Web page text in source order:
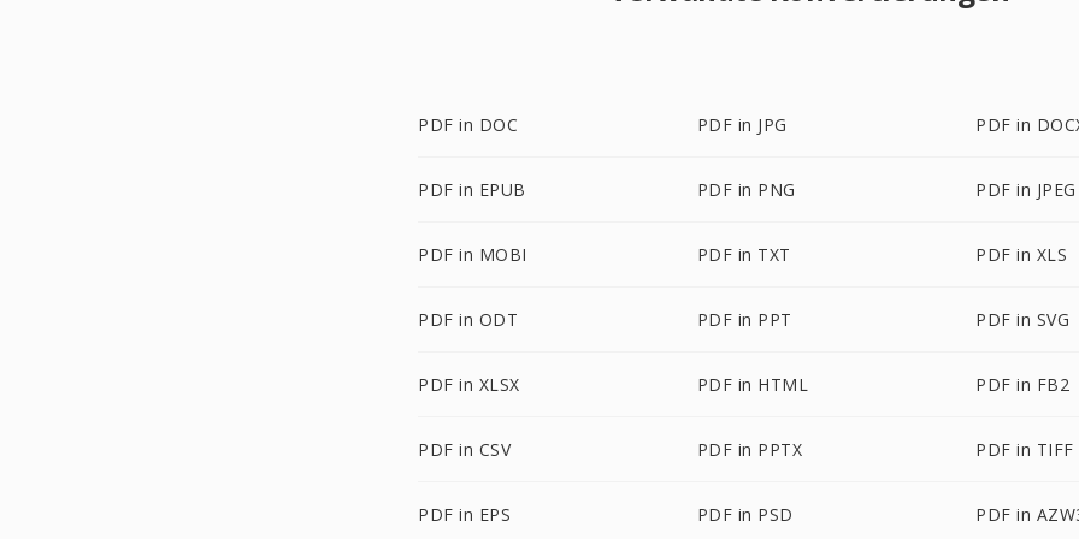
PDF in DOC PDF in JPG PDF in
PDF in EPUB PDF in PNG PDF in JPEG
PDF in MOBI PDF in TXT PDF in XLS
PDF in ODT PDF in PPT PDF in SVG
PDF in XLSX PDF in HTML PDF in FB2
PDF in CSV PDF in PPTX PDF in TIFF
PDF in EPS PDF in PSD PDF in